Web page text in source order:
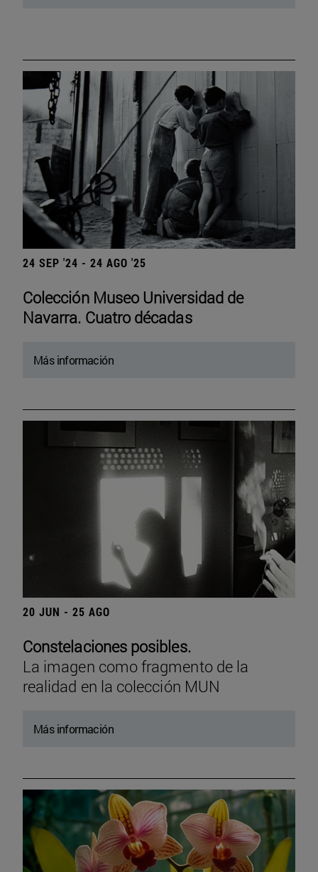
24 SEP '24 - 24 AGO '25
Colección Museo Universidad de
Navarra. Cuatro décadas
Más información
20 JUN - 25 AGO
Constelaciones posibles.
La imagen como fragmento de la
realidad en la colección MUN
Más información